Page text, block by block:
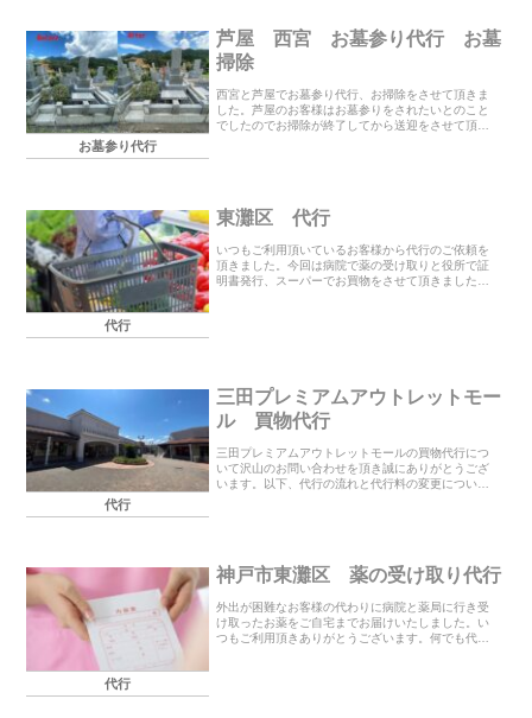
お墓参り代行
芦屋 西宮 お墓参り代行 お墓
掃除
西宮と芦屋でお墓参り代行、お掃除をさせて頂きま
した。芦屋のお客様はお墓参りをされたいとのこと
でしたのでお掃除が終了してから送迎をさせて頂き
代行
東灘区 代行
いつもご利用頂いているお客様から代行のご依頼を
頂きました。今回は病院で薬の受け取りと役所で証
明書発行、スーパーでお買物をさせて頂きました。
代行
三田プレミアムアウトレットモー
ル 買物代行
三田プレミアムアウトレットモールの買物代行につ
いて沢山のお問い合わせを頂き誠にありがとうござ
います。以下、代行の流れと代行料の変更について
代行
神戸市東灘区 薬の受け取り代行
外出が困難なお客様の代わりに病院と薬局に行き受
け取ったお薬をご自宅までお届けいたしました。い
つもご利用頂きありがとうございます。何でも代行